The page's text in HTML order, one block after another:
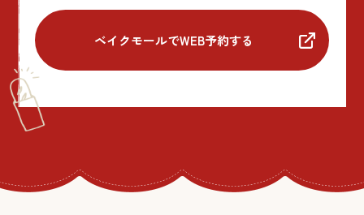
ベイクモールでWEB予約する